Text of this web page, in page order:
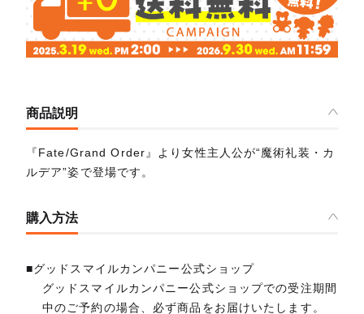
商品説明
『Fate/Grand Order』より女性主人公が“魔術礼装・カ
ルデア”姿で登場です。
購入方法
■グッドスマイルカンパニー公式ショップ
グッドスマイルカンパニー公式ショップでの受注期間
中のご予約の場合、必ず商品をお届けいたします。